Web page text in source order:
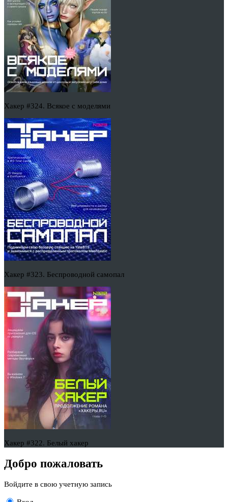
Хакер #324. Всякое с моделями
Хакер #323. Беспроводной самопал
Хакер #322. Белый хакер
Добро пожаловать
Войдите в свою учетную запись